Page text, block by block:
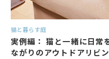
猫と暮らす庭
実例編： 猫と一緒に日常
ながりのアウトドアリビ